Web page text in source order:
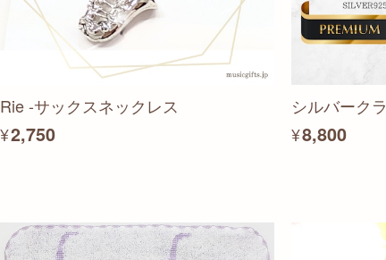
Rie -サックスネックレス
¥2,750
シルバーク
¥8,800